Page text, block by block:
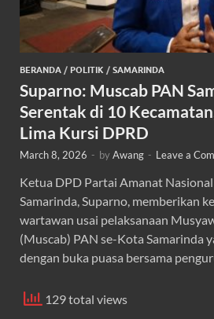
BERANDA / POLITIK / SAMARINDA
Suparno: Muscab PAN
Serentak di 10
Lima Kursi DPRD
March 8, 2026 - byAwang - Leave a
Ketua DPD Partai Amanat
Samarinda, Suparno, memberikan
wartawan usai pelaksanaan
(Muscab) PAN se-Kota Samarinda
dengan buka puasa bersama
129 total views